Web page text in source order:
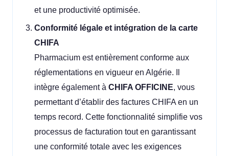
et une productivité optimisée.
Conformité légale et intégration de la carte
CHIFA
Pharmacium est entièrement conforme aux
réglementations en vigueur en Algérie. Il
intègre également àCHIFA OFFICINE, vous
permettant d’établir des factures CHIFA en un
temps record. Cette fonctionnalité simplifie vos
processus de facturation tout en garantissant
une conformité totale avec les exigences